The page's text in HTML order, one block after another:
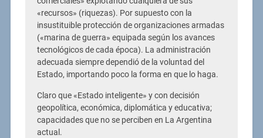
«recursos» (riquezas). Por supuesto con la
insustituible protección de organizaciones armadas
(«marina de guerra» equipada según los avances
tecnológicos de cada época). La administración
adecuada siempre dependió de la voluntad del
Estado, importando poco la forma en que lo haga.
Claro que «Estado inteligente» y con decisión
geopolítica, económica, diplomática y educativa;
capacidades que no se perciben en La Argentina
actual.